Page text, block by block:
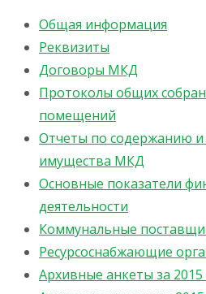
Общая информация
Реквизиты
Договоры МКД
Протоколы общих
помещений
Отчеты по содержанию
имущества МКД
Основные показатели
деятельности
Коммунальные
Ресурсоснабжающие
Архивные анкеты за 2015